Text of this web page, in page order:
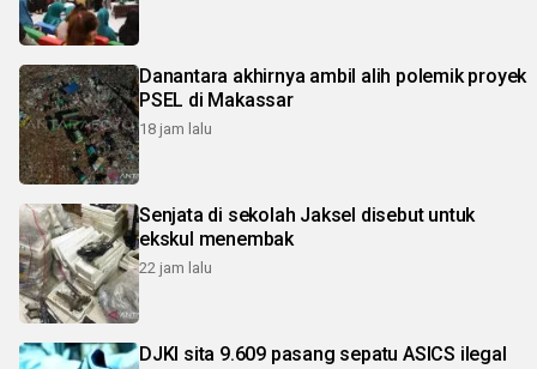
Danantara akhirnya ambil alih polemik proyek
PSEL di Makassar
18 jam lalu
Senjata di sekolah Jaksel disebut untuk
ekskul menembak
22 jam lalu
DJKI sita 9.609 pasang sepatu ASICS ilegal